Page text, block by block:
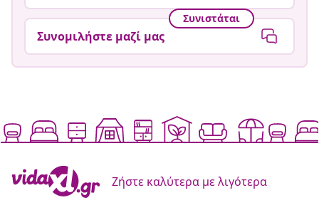
Συνιστάται
Συνομιλήστε μαζί μας
Ζήστε καλύτερα με λιγότερα